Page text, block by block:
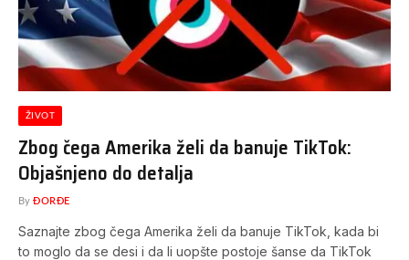
ŽIVOT
Zbog čega Amerika želi da banuje TikTok:
Objašnjeno do detalja
By ĐORĐE
Saznajte zbog čega Amerika želi da banuje TikTok, kada bi
to moglo da se desi i da li uopšte postoje šanse da TikTok